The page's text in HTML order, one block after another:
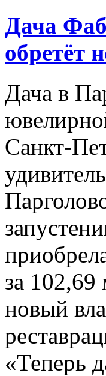
Дача
обретёт
Дача в
за
новый
«Теперь